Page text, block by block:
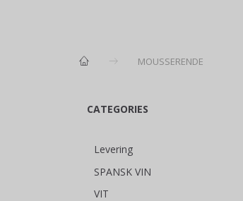
MOUSSERENDE
CATEGORIES
Levering
SPANSK VIN
VIT